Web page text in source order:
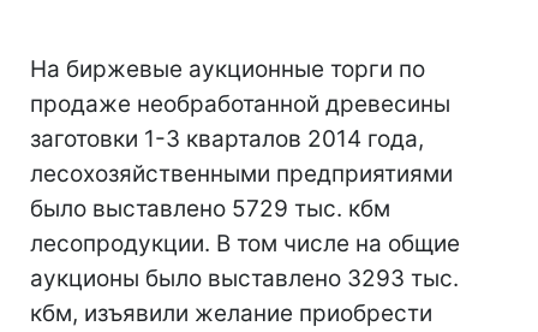
На биржевые аукционные торги по
продаже необработанной древесины
заготовки 1-3 кварталов 2014 года,
лесохозяйственными предприятиями
было выставлено 5729 тыс. кбм
лесопродукции. В том числе на общие
аукционы было выставлено 3293 тыс.
кбм, изъявили желание приобрести